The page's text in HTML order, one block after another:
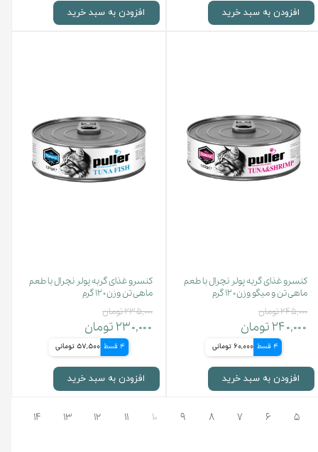
افزودن به سبد خرید افزودن به سبد خرید
کنسرو غذای گربه پولر نچرال با طعم
ماهی تن و میگو وزن ۱۲۰ گرم
۲۴۵,۰۰۰ تومان
۲۴۰,۰۰۰ تومان
4 قسط 60,000 تومانی
افزودن به سبد خرید
کنسرو غذای گربه پولر نچرال با طعم
ماهی تن وزن ۱۲۰ گرم
۲۳۵,۰۰۰ تومان
۲۳۰,۰۰۰ تومان
4 قسط 57,500 تومانی
افزودن به سبد خرید
۵ ۶ ۷ ۸ ۹ ۱۰ ۱۱ ۱۲ ۱۳ ۱۴